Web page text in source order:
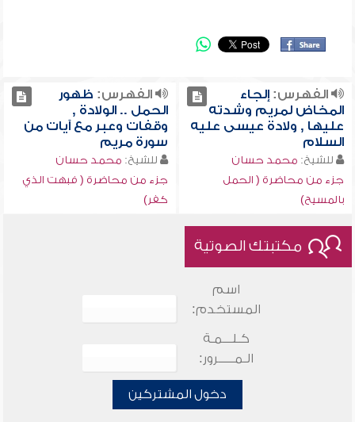
الفهرس:إلجاء
المخاض لمريم وشدته
عليها , ولادة عيسى عليه
السلام
للشيخ: محمد حسان
جزء من محاضرة ( الحمل
بالمسيح)
الفهرس: ظهور
الحمل .. الولادة ,
وقفات وعبر مع آيات من
سورة مريم
للشيخ: محمد حسان
جزء من محاضرة ( فبهت الذي
كفر)
مكتبتك الصوتية
اسم
المستخدم:
كـلـــمـة
الـمـــــرور:
دخول المشتركين